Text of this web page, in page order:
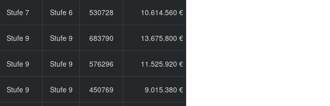
Stufe 7 Stufe 6 530728 10.614.560 €
Stufe 9 Stufe 9 683790 13.675.800 €
Stufe 9 Stufe 9 576296 11.525.920 €
Stufe 9 Stufe 9 450769 9.015.380 €